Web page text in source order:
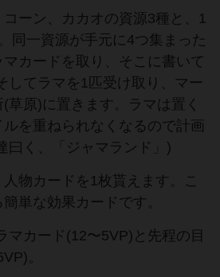
ーン、カカオの資源3種と、1
同一資源が手元に4つ集まった
カードを取り、そこに書いて
してラマを1匹受け取り、マー
草原)に置きます。ラマは置く
を重ねられなくなるので計画
曰く、「ジャマランド」)
物カードを1枚貰えます。こ
単な効果カードです。
マカード(12〜5VP)と先程の目
。